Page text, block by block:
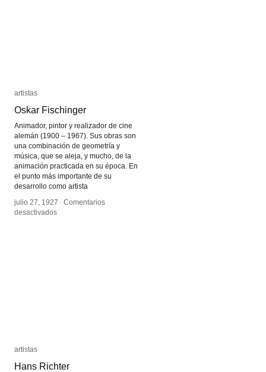
artistas
Oskar Fischinger
Animador, pintor y realizador de cine
alemán (1900 – 1967). Sus obras son
una combinación de geometría y
música, que se aleja, y mucho, de la
animación practicada en su época. En
el punto más importante de su
desarrollo como artista
julio 27, 1927 / Comentarios
desactivadosen
artistas
Oskar Fischinger
julio 27, 1927 / Comentarios
desactivadosen
artistas
Hans Richter
artistas
Hans Richter